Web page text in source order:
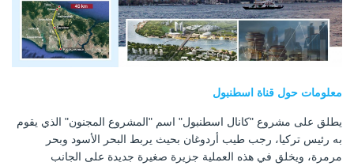
معلومات حول قناة اسطنبول
يطلق على مشروع "كانال اسطنبول" اسم "المشروع المجنون" الذي يقوم
به رئيس تركيا، رجب طيب أردوغان بحيث يربط البحر الأسود وبحر
مرمرة، ويخلق في هذه العملية جزيرة صغيرة جديدة على الجانب